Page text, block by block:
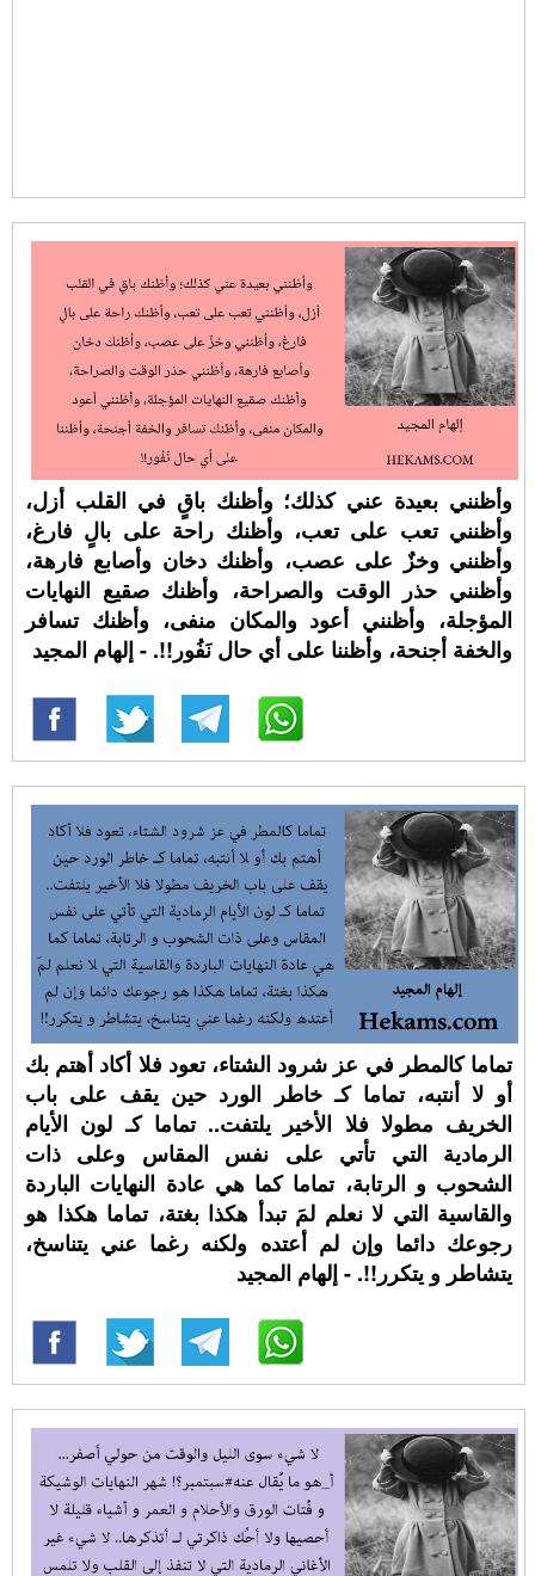
وأظنني بعيدة عني كذلك؛ وأظنك باقٍ في القلب أزل،
وأظنني تعب على تعب، وأظنك راحة على بالٍ فارغ،
وأظنني وخزٌ على عصب، وأظنك دخان وأصابع فارهة،
وأظنني حذر الوقت والصراحة، وأظنك صقيع النهايات
المؤجلة، وأظنني أعود والمكان منفى، وأظنك تسافر
والخفة أجنحة، وأظننا على أي حال نَفُور!!. - إلهام المجيد
تماما كالمطر في عز شرود الشتاء، تعود فلا أكاد أهتم بك
أو لا أنتبه، تماما كـ خاطر الورد حين يقف على باب
الخريف مطولا فلا الأخير يلتفت.. تماما كـ لون الأيام
الرمادية التي تأتي على نفس المقاس وعلى ذات
الشحوب و الرتابة، تماما كما هي عادة النهايات الباردة
والقاسية التي لا نعلم لمَ تبدأ هكذا بغتة، تماما هكذا هو
رجوعك دائما وإن لم أعتده ولكنه رغما عني يتناسخ،
يتشاطر و يتكرر!!. - إلهام المجيد